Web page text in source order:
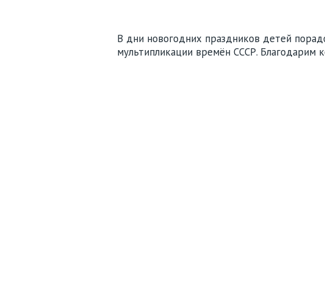
В дни новогодних праздников детей
мультипликации времён СССР.